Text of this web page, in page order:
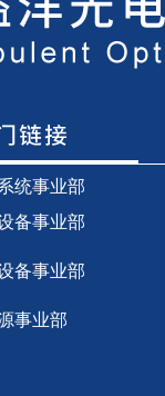
统事业部
备事业部
备事业部
事业部